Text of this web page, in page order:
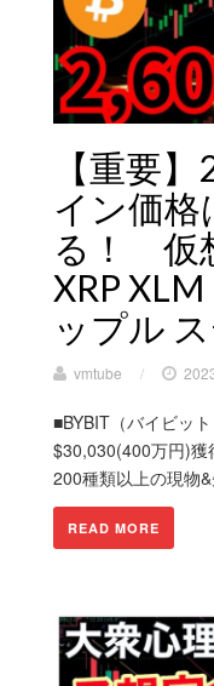
【重要
イン価格
る！ 仮
XRP
ップル
vmtube /
■BYBIT（バイビット
$30,030(400万円)獲
200種類以上の現物
READ MORE